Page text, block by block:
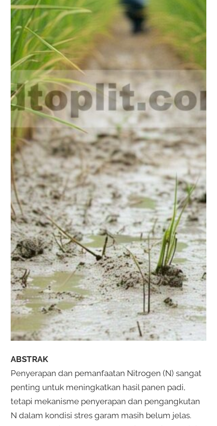
ABSTRAK
Penyerapan dan pemanfaatan Nitrogen (N) sangat
penting untuk meningkatkan hasil panen padi,
tetapi mekanisme penyerapan dan pengangkutan
N dalam kondisi stres garam masih belum jelas.